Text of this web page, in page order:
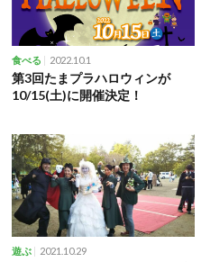
食べる 2022.10.1
第3回たまプラハロウィンが
10/15(土)に開催決定！
遊ぶ 2021.10.29